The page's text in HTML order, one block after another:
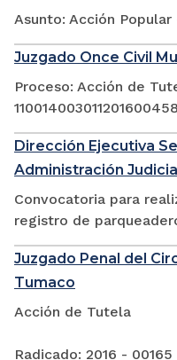
Asunto: Acción
Juzgado Once Civil
Proceso: Acción de
Dirección Ejecutiva
Administración
Convocatoria para
registro de
Juzgado Penal del
Tumaco
Acción de Tutela
Radicado: 2016 - 00165